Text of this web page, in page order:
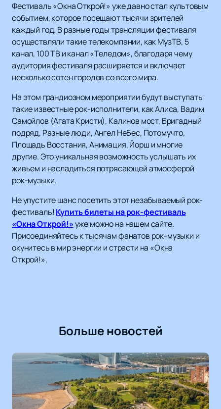
Фестиваль «Окна Открой!» уже давно стал культовым
событием, которое посещают тысячи зрителей
каждый год. В разные годы трансляции фестиваля
осуществляли такие телекомпании, как МузТВ, 5
канал, 100 ТВ и канал «Теледом», благодаря чему
аудитория фестиваля расширяется и включает
несколько сотен городов со всего мира.
На этом грандиозном мероприятии будут выступать
такие известные рок-исполнители, как Алиса, Вадим
Самойлов (Агата Кристи), Калинов мост, Бригадный
подряд, Разные люди, Ангел НеБес, Потомучто,
Площадь Восстания, Анимация, Йорш и многие
другие. Это уникальная возможность услышать их
живьем и насладиться потрясающей атмосферой
рок-музыки.
Не упустите шанс посетить этот незабываемый рок-
фестиваль! Купить билеты на рок-фестиваль
«Окна Открой!»уже можно на нашем сайте.
Присоединяйтесь к тысячам фанатов рок-музыки и
окунитесь в мир энергии и страсти на «Окна
Открой!».
Больше новостей